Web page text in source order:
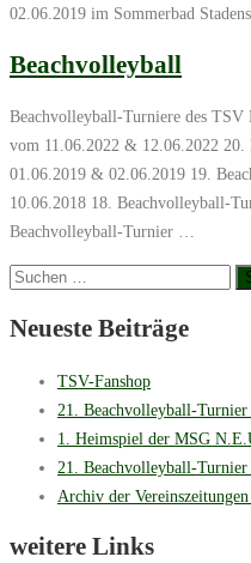
02.06.2019 im Sommerbad
Beachvolleyball
Beachvolleyball-Turniere des
vom 11.06.2022 & 12.06.2022
01.06.2019 & 02.06.2019 19.
10.06.2018 18. Beachvolleyball-
Beachvolleyball-Turnier …
Suchen
Neueste Beiträge
TSV-Fanshop
21. Beachvolleyball-Turnier
1. Heimspiel der MSG
21. Beachvolleyball-Turnier
Archiv der
weitere Links